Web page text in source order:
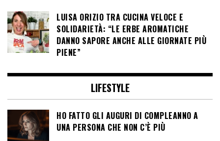
LUISA ORIZIO TRA CUCINA VELOCE E
SOLIDARIETÀ: “LE ERBE AROMATICHE
DANNO SAPORE ANCHE ALLE GIORNATE PIÙ
PIENE”
LIFESTYLE
HO FATTO GLI AUGURI DI COMPLEANNO A
UNA PERSONA CHE NON C’È PIÙ